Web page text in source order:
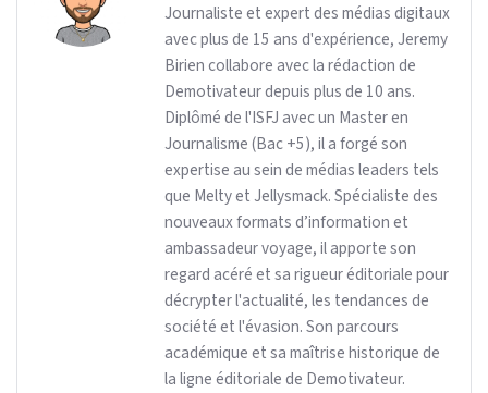
Journaliste et expert des médias digitaux
avec plus de 15 ans d'expérience, Jeremy
Birien collabore avec la rédaction de
Demotivateur depuis plus de 10 ans.
Diplômé de l'ISFJ avec un Master en
Journalisme (Bac +5), il a forgé son
expertise au sein de médias leaders tels
que Melty et Jellysmack. Spécialiste des
nouveaux formats d’information et
ambassadeur voyage, il apporte son
regard acéré et sa rigueur éditoriale pour
décrypter l'actualité, les tendances de
société et l'évasion. Son parcours
académique et sa maîtrise historique de
la ligne éditoriale de Demotivateur.